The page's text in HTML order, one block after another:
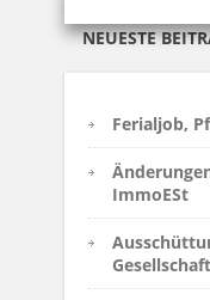
NEUESTE
Ferialjob,
ImmoESt